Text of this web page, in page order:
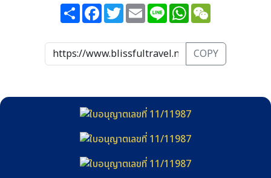
ShareFacebook
TwitterEmailLine WhatsApp
COPY